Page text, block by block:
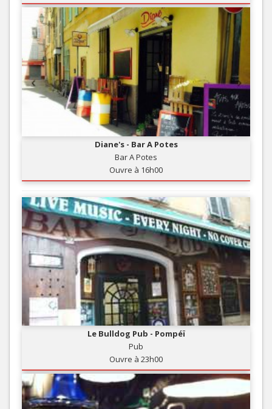
Diane's - Bar A Potes
Bar A Potes
Ouvre à 16h00
Le Bulldog Pub - Pompéï
Pub
Ouvre à 23h00